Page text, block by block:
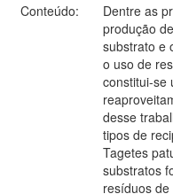
Conteúdo:
Dentre as
produção
substrato e
o uso de
constitui-se
desse
tipos de
Tagetes
substratos
resíduos de